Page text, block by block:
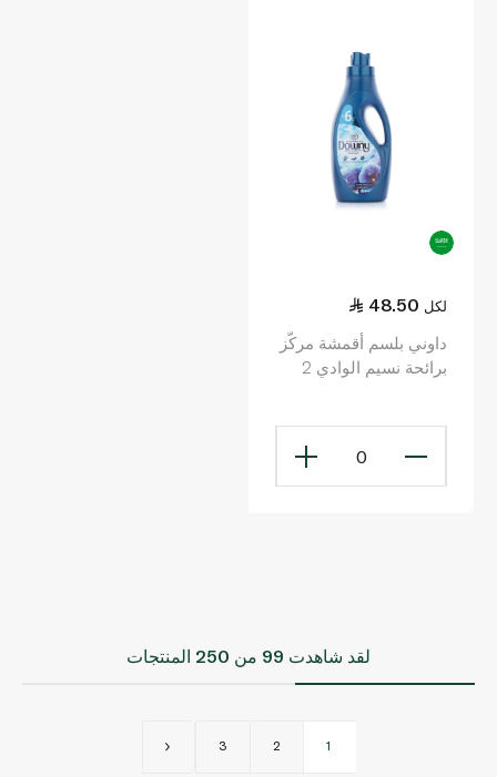
48.50 لكل
داوني بلسم أقمشة مركّز
برائحة نسيم الوادي 2
0
لقد شاهدت 99 من 250 المنتجات
1
2
3